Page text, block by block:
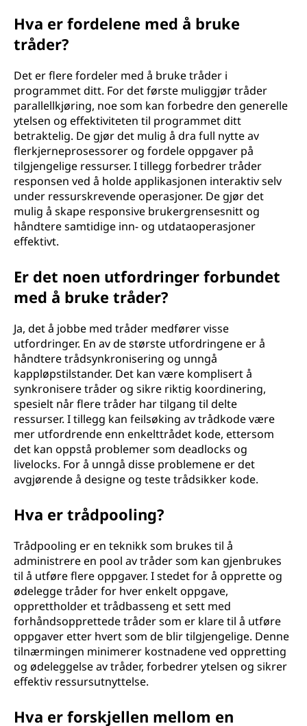
Hva er fordelene med å bruke
tråder?
Det er flere fordeler med å bruke tråder i
programmet ditt. For det første muliggjør tråder
parallellkjøring, noe som kan forbedre den generelle
ytelsen og effektiviteten til programmet ditt
betraktelig. De gjør det mulig å dra full nytte av
flerkjerneprosessorer og fordele oppgaver på
tilgjengelige ressurser. I tillegg forbedrer tråder
responsen ved å holde applikasjonen interaktiv selv
under ressurskrevende operasjoner. De gjør det
mulig å skape responsive brukergrensesnitt og
håndtere samtidige inn- og utdataoperasjoner
effektivt.
Er det noen utfordringer forbundet
med å bruke tråder?
Ja, det å jobbe med tråder medfører visse
utfordringer. En av de største utfordringene er å
håndtere trådsynkronisering og unngå
kappløpstilstander. Det kan være komplisert å
synkronisere tråder og sikre riktig koordinering,
spesielt når flere tråder har tilgang til delte
ressurser. I tillegg kan feilsøking av trådkode være
mer utfordrende enn enkelttrådet kode, ettersom
det kan oppstå problemer som deadlocks og
livelocks. For å unngå disse problemene er det
avgjørende å designe og teste trådsikker kode.
Hva er trådpooling?
Trådpooling er en teknikk som brukes til å
administrere en pool av tråder som kan gjenbrukes
til å utføre flere oppgaver. I stedet for å opprette og
ødelegge tråder for hver enkelt oppgave,
opprettholder et trådbasseng et sett med
forhåndsopprettede tråder som er klare til å utføre
oppgaver etter hvert som de blir tilgjengelige. Denne
tilnærmingen minimerer kostnadene ved oppretting
og ødeleggelse av tråder, forbedrer ytelsen og sikrer
effektiv ressursutnyttelse.
Hva er forskjellen mellom en